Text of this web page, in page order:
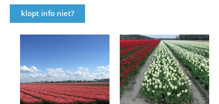
klopt info niet?